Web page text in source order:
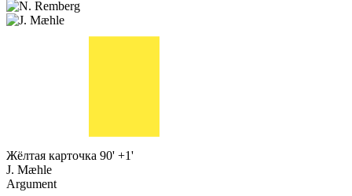
Жёлтая карточка 90' +1'
J. Mæhle
Argument